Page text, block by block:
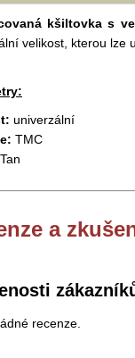
kšiltovka s
velikost, kterou lze
univerzální
TMC
Tan
a
recenze.